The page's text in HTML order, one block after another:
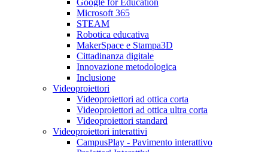
Microsoft 365
STEAM
Robotica educativa
MakerSpace e Stampa3D
Cittadinanza digitale
Innovazione metodologica
Inclusione
Videoproiettori
Videoproiettori ad ottica corta
Videoproiettori ad ottica ultra corta
Videoproiettori standard
Videoproiettori interattivi
CampusPlay - Pavimento interattivo